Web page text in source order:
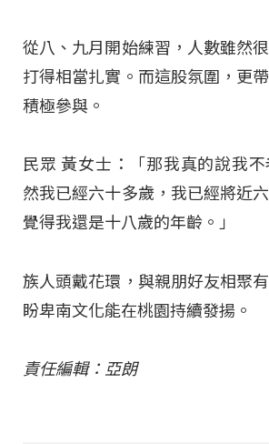
從八、九月開始練習，人數雖然
打得相當扎實。而這股氛圍，更
積極參與。
民眾 黃女士：「那我真的說我
然我已經六十多歲，我已經將近
覺得我還是十八歲的年齡。」
族人頭戴花環，與親朋好友相聚
盼卑南文化能在桃園持續發揚。
責任編輯：亞朗